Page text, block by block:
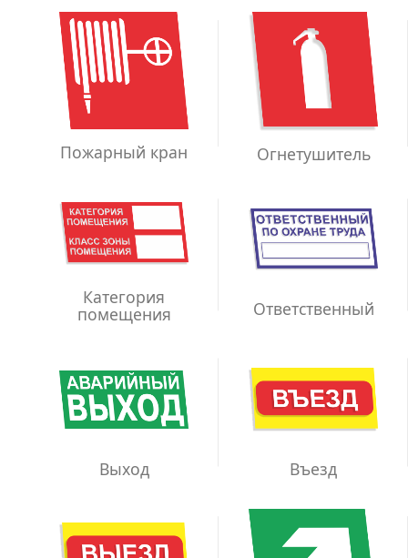
Пожарный кран Огнетушитель
Категория
помещения Ответственный
Выход Въезд